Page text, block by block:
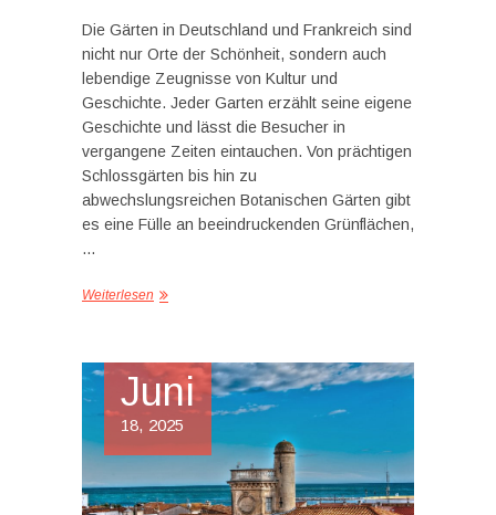
Die Gärten in Deutschland und Frankreich sind
nicht nur Orte der Schönheit, sondern auch
lebendige Zeugnisse von Kultur und
Geschichte. Jeder Garten erzählt seine eigene
Geschichte und lässt die Besucher in
vergangene Zeiten eintauchen. Von prächtigen
Schlossgärten bis hin zu
abwechslungsreichen Botanischen Gärten gibt
es eine Fülle an beeindruckenden Grünflächen,
…
Weiterlesen
Juni
18, 2025